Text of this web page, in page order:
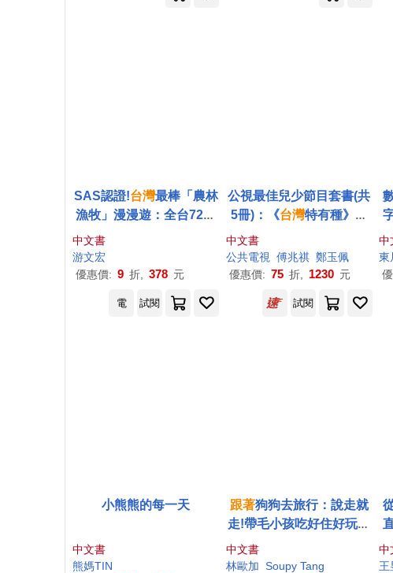
SAS認證!台灣最棒「農林
漁牧」漫漫遊：全台72家
特色農場大公開，探索生
態、體驗鮮食、感受最接
地氣的四季小 旅行!
中文書
游文宏
優惠價: 9 折, 378 元
公視最佳兒少節目套書(共
5冊)：《台灣特有種》與
《我家住海邊》的大小達
人帶你認識台灣美麗的山
林與海洋生態(附贈走讀
中文書
公共電視
傅兆祺 鄭玉佩
優惠價: 75 折, 1230 元
中
電 試閱 試閱
小熊熊的每一天
中文書
熊媽TIN
跟著狗狗去旅行：說走就
走!帶毛小孩吃好住好玩好
中文書
林歐加 Soupy Tang
中
王